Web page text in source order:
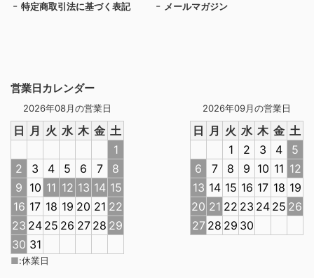
営業日カレンダー
2026年08月の営業日
日 月 火 水 木 金 土
1
2
3 4 5 6 7
8
9 10 11 12 13 14 15
16 17 18 19 20 21 22
23 24 25 26 27 28 29
30 31
2026年09月の営業日
日 月 火 水 木 金 土
1
2 3 4
5
6
7 8 9 10 11 12
13 14 15 16 17 18 19
20 21 22 23 24 25 26
27 28 29 30
■:休業日
特定商取引法に基づく表記 メールマガジン